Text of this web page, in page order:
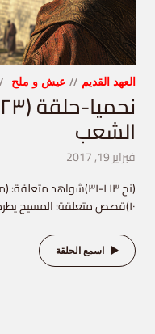
العهد القديم عيش و ملح
الشعب
فبراير 19, 2017
١٠)قصص متعلقة: المسيح يطرد الباعة من الهيكل
اسمع الحلقة